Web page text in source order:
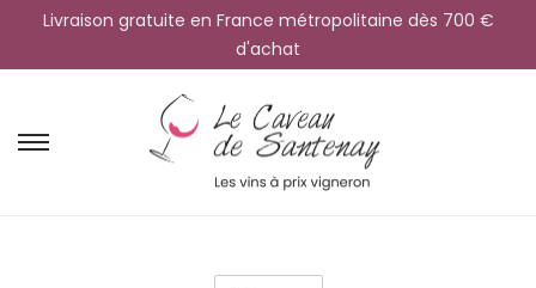
Livraison gratuite en France métropolitaine dès 700 €
d'achat